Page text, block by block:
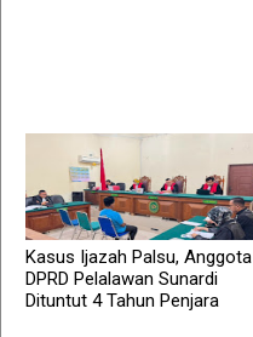
Kasus Ijazah Palsu, Anggota
DPRD Pelalawan Sunardi
Dituntut 4 Tahun Penjara